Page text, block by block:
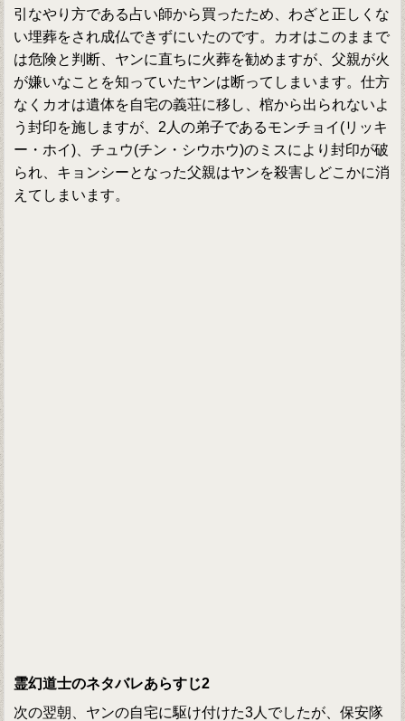
引なやり方である占い師から買ったため、わざと正しくな
い埋葬をされ成仏できずにいたのです。カオはこのままで
は危険と判断、ヤンに直ちに火葬を勧めますが、父親が火
が嫌いなことを知っていたヤンは断ってしまいます。仕方
なくカオは遺体を自宅の義荘に移し、棺から出られないよ
う封印を施しますが、2人の弟子であるモンチョイ(リッキ
ー・ホイ)、チュウ(チン・シウホウ)のミスにより封印が破
られ、キョンシーとなった父親はヤンを殺害しどこかに消
えてしまいます。
霊幻道士のネタバレあらすじ2
次の翌朝、ヤンの自宅に駆け付けた3人でしたが、保安隊